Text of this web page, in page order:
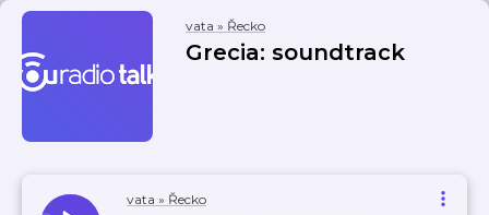
vata » Řecko
Grecia: soundtrack
vata » Řecko